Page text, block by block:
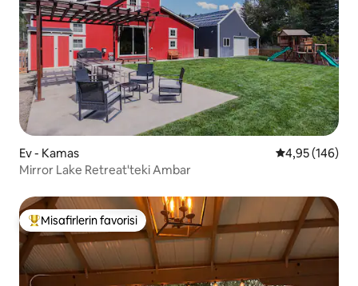
Ev - Kamas 5 üzerinden
4,95 (146)
Mirror Lake Retreat'teki Ambar
Misafirlerin favorilerinden en beğenilenler arasında
Misafirlerin favorisi